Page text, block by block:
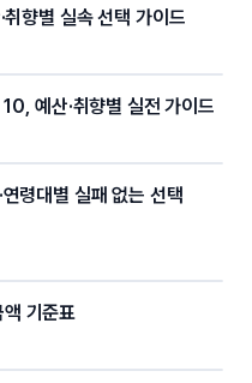
향별 실속 선택 가이드
예산·취향별 실전 가이드
령대별 실패 없는 선택
기준표